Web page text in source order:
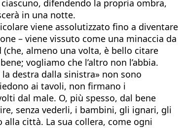
difendendo la propria ombra,
in una notte.
viene assolutizzato fino a diventare
– viene vissuto come una minaccia da
(che, almeno una volta, è bello citare
vogliamo che l’altro non l’abbia.
destra dalla sinistra» non sono
ai tavoli, non firmano i
dal male. O, più spesso, dal bene
senza vederli, i bambini, gli ignari, gli
città. La sua collera, come ogni